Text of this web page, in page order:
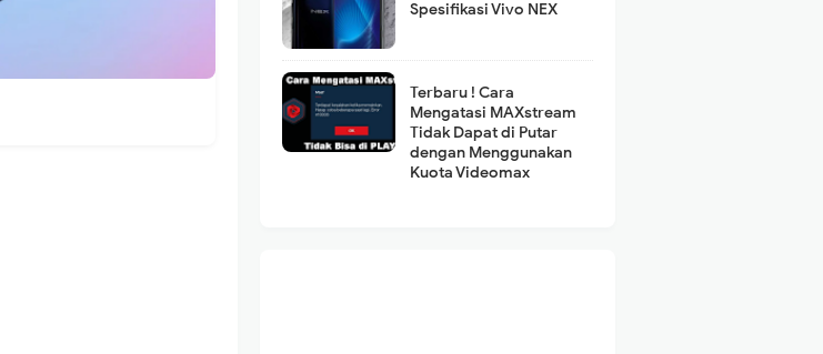
Spesifikasi Vivo NEX
Terbaru ! Cara
Mengatasi MAXstream
Tidak Dapat di Putar
dengan Menggunakan
Kuota Videomax